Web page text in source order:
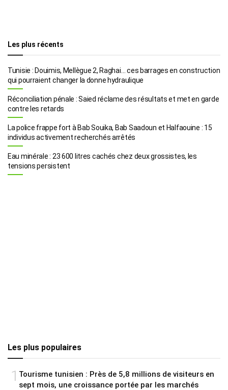
Les plus récents
Tunisie : Douimis, Mellègue 2, Raghai… ces barrages en construction
qui pourraient changer la donne hydraulique
Réconciliation pénale : Saied réclame des résultats et met en garde
contre les retards
La police frappe fort à Bab Souika, Bab Saadoun et Halfaouine : 15
individus activement recherchés arrêtés
Eau minérale : 23 600 litres cachés chez deux grossistes, les
tensions persistent
Les plus populaires
1 Tourisme tunisien : Près de 5,8 millions de visiteurs en
sept mois, une croissance portée par les marchés